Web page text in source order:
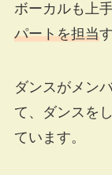
ボーカルも上手
パートを担当
ダンスがメン
て、ダンスを
ています。